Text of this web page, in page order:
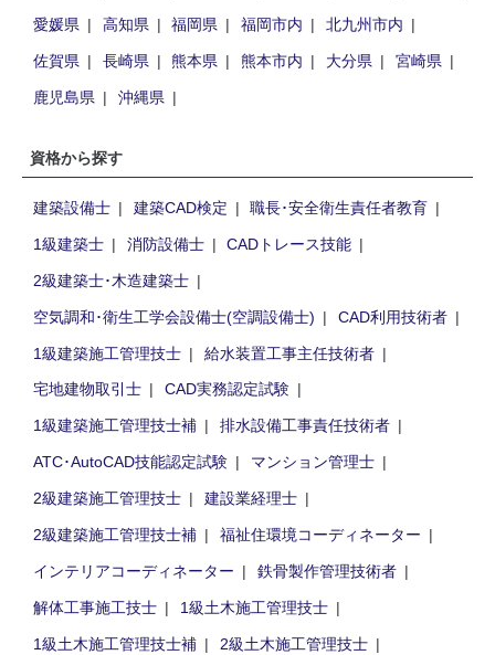
愛媛県
高知県 福岡県 福岡市内
北九州市内
佐賀県
長崎県 熊本県 熊本市内 大分県
宮崎県
鹿児島県
沖縄県
資格から探す
建築設備士 建築CAD検定
職長･安全衛生責任者教育
1級建築士
消防設備士
CADトレース技能
2級建築士･木造建築士
空気調和･衛生工学会設備士(空調設備士)
CAD利用技術者
1級建築施工管理技士
給水装置工事主任技術者
宅地建物取引士
CAD実務認定試験
1級建築施工管理技士補
排水設備工事責任技術者
ATC･AutoCAD技能認定試験
マンション管理士
2級建築施工管理技士
建設業経理士
2級建築施工管理技士補
福祉住環境コーディネーター
インテリアコーディネーター
鉄骨製作管理技術者
解体工事施工技士
1級土木施工管理技士
1級土木施工管理技士補
2級土木施工管理技士